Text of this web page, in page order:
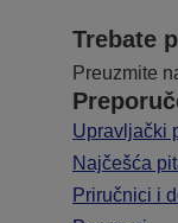
Trebate
Preuzmite
Upravljački
Najčešća
Priručnici i